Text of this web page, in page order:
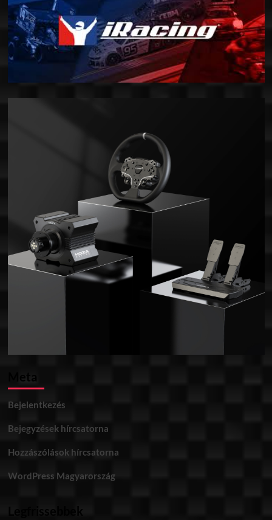
Meta
Bejelentkezés
Bejegyzések hírcsatorna
Hozzászólások hírcsatorna
WordPress Magyarország